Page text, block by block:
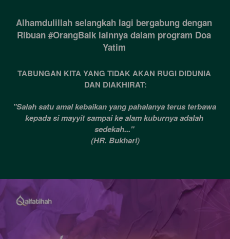
Alhamdulillah selangkah lagi bergabung dengan
Ribuan #OrangBaik lainnya dalam program Doa
Yatim
TABUNGAN KITA YANG TIDAK AKAN RUGI DIDUNIA
DAN DIAKHIRAT:
"Salah satu amal kebaikan yang pahalanya terus terbawa
kepada si mayyit sampai ke alam kuburnya adalah
sedekah..."
(HR. Bukhari)